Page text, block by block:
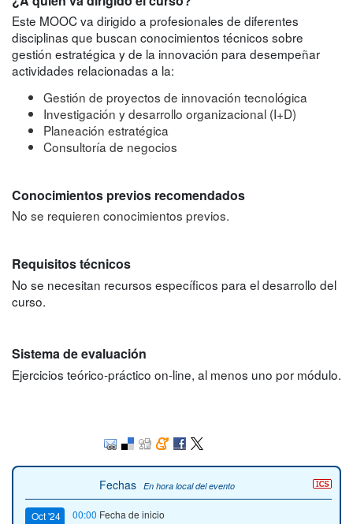
Este MOOC va dirigido a profesionales de diferentes
disciplinas que buscan conocimientos técnicos sobre
gestión estratégica y de la innovación para desempeñar
actividades relacionadas a la:
Gestión de proyectos de innovación tecnológica
Investigación y desarrollo organizacional (I+D)
Planeación estratégica
Consultoría de negocios
Conocimientos previos recomendados
No se requieren conocimientos previos.
Requisitos técnicos
No se necesitan recursos específicos para el desarrollo del
curso.
Sistema de evaluación
Ejercicios teórico‐práctico on-line, al menos uno por módulo.
Fechas En hora local del evento
Oct '24 00:00 Fecha de inicio